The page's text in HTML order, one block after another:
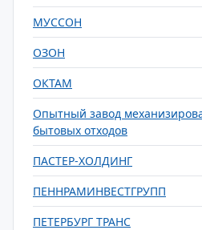
МУССОН
ОЗОН
ОКТАМ
Опытный завод
бытовых отходов
ПАСТЕР-ХОЛДИНГ
ПЕННРАМИНВЕСТГРУПП
ПЕТЕРБУРГ ТРАНС